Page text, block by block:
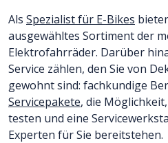
Als Spezialist für E-Bikes
ausgewähltes Sortiment der
Elektrofahrräder. Darüber
Service zählen, den Sie von
gewohnt sind: fachkundige
Servicepakete, die
testen und eine
Experten für Sie bereitstehen.